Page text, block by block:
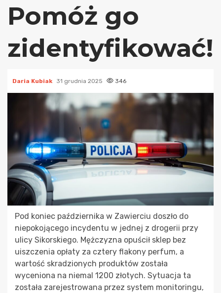
Pomóż go
zidentyfikować!
Daria Kubiak 31 grudnia 2025 346
Pod koniec października w Zawierciu doszło do
niepokojącego incydentu w jednej z drogerii przy
ulicy Sikorskiego. Mężczyzna opuścił sklep bez
uiszczenia opłaty za cztery flakony perfum, a
wartość skradzionych produktów została
wyceniona na niemal 1200 złotych. Sytuacja ta
została zarejestrowana przez system monitoringu,